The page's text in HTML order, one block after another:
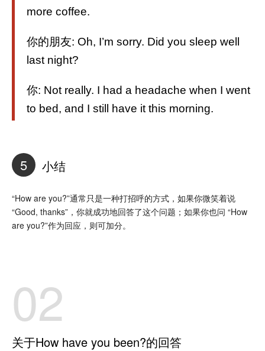
more coffee.
你的朋友: Oh, I’m sorry. Did you sleep well
last night?
你: Not really. I had a headache when I went
to bed, and I still have it this morning.
5 小结
“How are you?”通常只是一种打招呼的方式，如果你微笑着说
“Good, thanks”，你就成功地回答了这个问题；如果你也问 “How
are you?”作为回应，则可加分。
02
关于How have you been?的回答